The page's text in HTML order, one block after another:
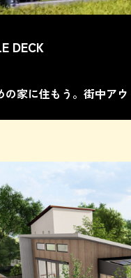
DECK
の家に住もう。街中ア